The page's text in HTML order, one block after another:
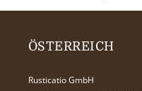
ÖSTERREICH
Rusticatio GmbH